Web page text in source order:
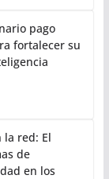
pago
fortalecer su
la red: El
de
en los